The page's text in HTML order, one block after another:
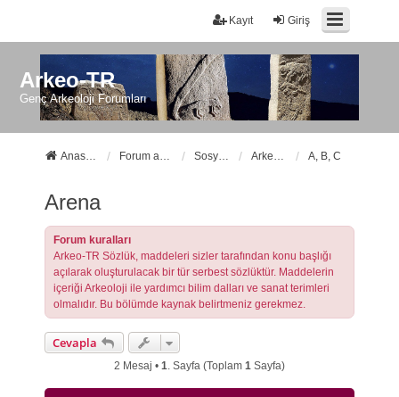
Giriş
Kayıt
Arkeo-TR
Genç Arkeoloji Forumları
Anasayfa Forum ana sayfa Sosyal Forumlarımız Arkeo-TR Sözlük A, B, C
Arena
Forum kuralları
Arkeo-TR Sözlük, maddeleri sizler tarafından konu başlığı
açılarak oluşturulacak bir tür serbest sözlüktür. Maddelerin
içeriği Arkeoloji ile yardımcı bilim dalları ve sanat terimleri
olmalıdır. Bu bölümde kaynak belirtmeniz gerekmez.
Cevapla
2 Mesaj • 1. Sayfa (Toplam 1Sayfa)